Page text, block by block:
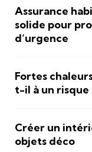
Assurance
solide pour
d’urgence
Fortes
t-il à un risque
Créer un
objets déco